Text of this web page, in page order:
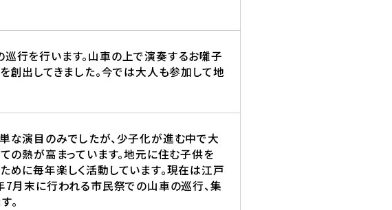
行を行います。山車の上で演奏するお囃子
創出してきました。今では大人も参加して地
演目のみでしたが、少子化が進む中で大
の熱が高まっています。地元に住む子供を
に毎年楽しく活動しています。現在は江戸
7月末に行われる市民祭での山車の巡行、集
。